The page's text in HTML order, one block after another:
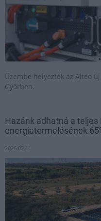
Üzembe helyezték az Alteo
Győrben.
Hazánk adhatná a teljes
energiatermelésének
2026.02.11